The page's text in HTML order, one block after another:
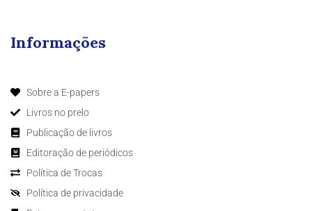
Informações
Sobre a E-papers
Livros no prelo
Publicação de livros
Editoração de periódicos
Política de Trocas
Política de privacidade